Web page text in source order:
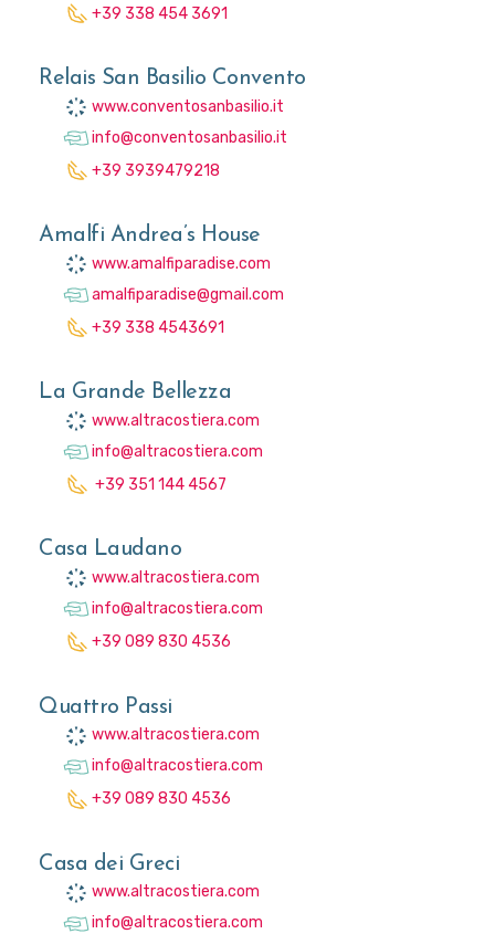
+39 338 454 3691
Relais San Basilio Convento
www.conventosanbasilio.it
info@conventosanbasilio.it
+39 3939479218
Amalfi Andrea’s House
www.amalfiparadise.com
amalfiparadise@gmail.com
+39 338 4543691
La Grande Bellezza
www.altracostiera.com
info@altracostiera.com
+39 351 144 4567
Casa Laudano
www.altracostiera.com
info@altracostiera.com
+39 089 830 4536
Quattro Passi
www.altracostiera.com
info@altracostiera.com
+39 089 830 4536
Casa dei Greci
www.altracostiera.com
info@altracostiera.com